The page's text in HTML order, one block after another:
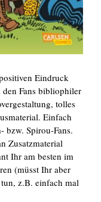
Eindruck
Fans bibliophiler
tolles
Einfach
bzw. Spirou-Fans.
Zusatzmaterial
Ihr am besten im
(müsst Ihr aber
z.B. einfach mal